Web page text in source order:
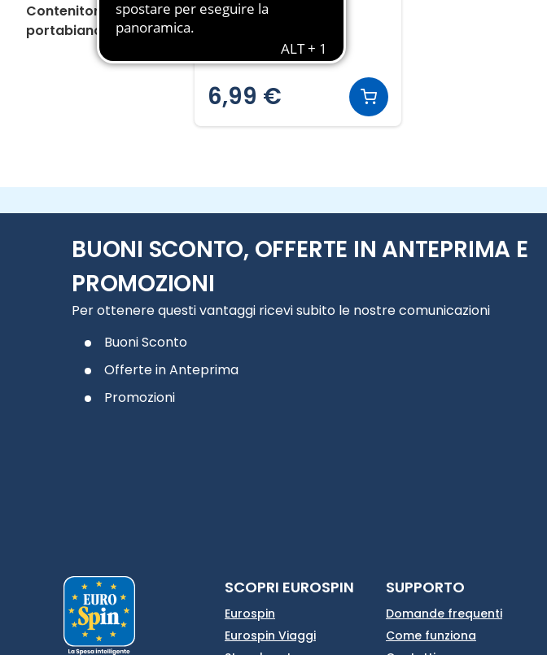
Contenitori e
portabiancheria
6,99 €
BUONI SCONTO, OFFERTE IN ANTEPRIMA E
PROMOZIONI
Per ottenere questi vantaggi ricevi subito le nostre comunicazioni
Buoni Sconto
Offerte in Anteprima
Promozioni
SCOPRI EUROSPIN
Eurospin
Eurospin Viaggi
SUPPORTO
Domande frequenti
Come funziona